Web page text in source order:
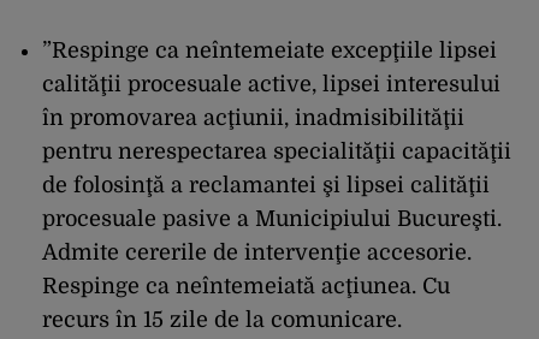
”Respinge ca neîntemeiate excepţiile lipsei
calităţii procesuale active, lipsei interesului
în promovarea acţiunii, inadmisibilităţii
pentru nerespectarea specialităţii capacităţii
de folosinţă a reclamantei şi lipsei calităţii
procesuale pasive a Municipiului Bucureşti.
Admite cererile de intervenţie accesorie.
Respinge ca neîntemeiată acţiunea. Cu
recurs în 15 zile de la comunicare.